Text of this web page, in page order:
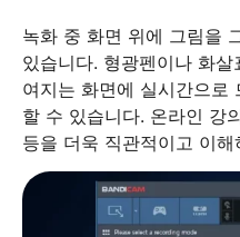
녹화 중 화면 위에 그림을
있습니다. 형광펜이나 화
여지는 화면에 실시간으로
할 수 있습니다. 온라인 강
등을 더욱 직관적이고 이